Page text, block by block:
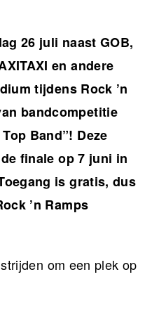
26 juli naast GOB,
en andere
tijdens Rock ’n
bandcompetitie
Band”! Deze
finale op 7 juni in
is gratis, dus
’n Ramps
om een plek op